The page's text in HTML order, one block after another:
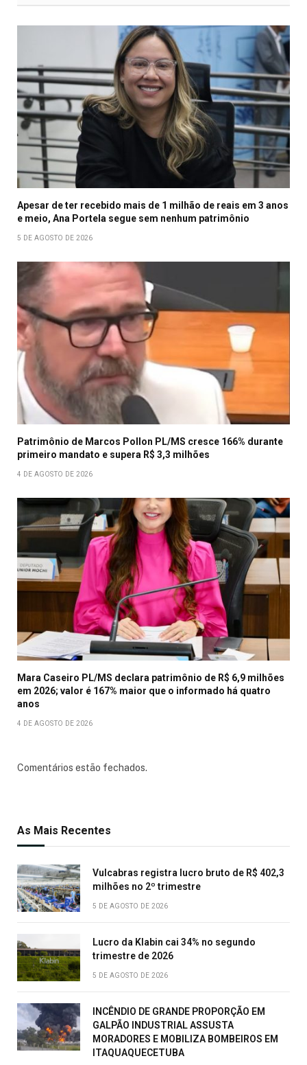
Apesar de ter recebido mais de 1 milhão de reais em 3 anos
e meio, Ana Portela segue sem nenhum patrimônio
5 DE AGOSTO DE 2026
Patrimônio de Marcos Pollon PL/MS cresce 166% durante
primeiro mandato e supera R$ 3,3 milhões
4 DE AGOSTO DE 2026
Mara Caseiro PL/MS declara patrimônio de R$ 6,9 milhões
em 2026; valor é 167% maior que o informado há quatro
anos
4 DE AGOSTO DE 2026
Comentários estão fechados.
As Mais Recentes
Vulcabras registra lucro bruto de R$ 402,3
milhões no 2º trimestre
5 DE AGOSTO DE 2026
Lucro da Klabin cai 34% no segundo
trimestre de 2026
5 DE AGOSTO DE 2026
INCÊNDIO DE GRANDE PROPORÇÃO EM
GALPÃO INDUSTRIAL ASSUSTA
MORADORES E MOBILIZA BOMBEIROS EM
ITAQUAQUECETUBA